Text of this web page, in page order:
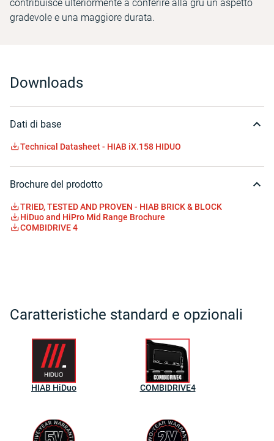
contribuisce ulteriormente a conferire alla gru un aspetto
gradevole e una maggiore durata.
Downloads
Dati di base
Technical Datasheet - HIAB iX.158 HIDUO
Brochure del prodotto
TRIED, TESTED AND PROVEN - HIAB BRICK & BLOCK
HiDuo and HiPro Mid Range Brochure
COMBIDRIVE 4
Caratteristiche standard e opzionali
HIAB HiDuo COMBIDRIVE4